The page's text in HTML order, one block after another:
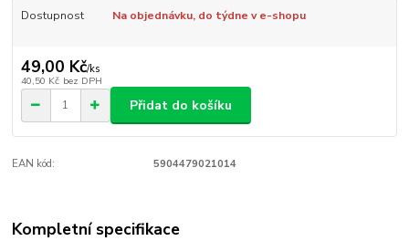
Dostupnost Na objednávku, do týdne v e-shopu
49,00 Kč/ks
40,50 Kč bez DPH
Přidat do košíku
EAN kód: 5904479021014
Kompletní specifikace